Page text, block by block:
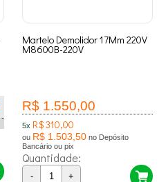
Martelo Demolidor 17Mm 220V
M8600B-220V
R$ 1.550,00
5x R$ 310,00
ou R$ 1.503,50 no Depósito
Bancário ou pix
Quantidade:
- +